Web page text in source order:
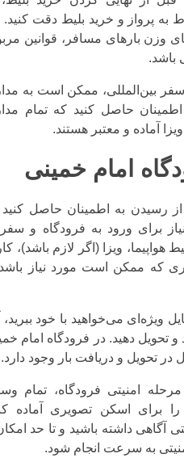
به پرواز و خرید بلیط دقت کنید.
وزن بارهای مسافر، قوانین
باشد.
بین‌المللی، ممکن است به
حاصل کنید که تمام
آماده و معتبر هستند.
امام خمینی
رسیدن به اطمینان حاصل
برای ورود به فرودگاه و
هواپیما، ویزا (اگر لازم باشد)،
که ممکن است مورد نیاز
ویژه‌ای می‌خواهید با خود ببرید،
و تحویل دهید. در فرودگاه امام
در تحویل و دریافت بار وجود دارد.
امنیتی فرودگاه، تمام
برای اسکن تصویری آماده
آگاهی داشته باشید و تا حد
امنیتی به سرعت انجام شود.